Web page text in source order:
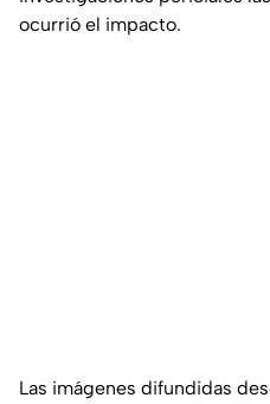
ocurrió el impacto.
Las imágenes difundidas